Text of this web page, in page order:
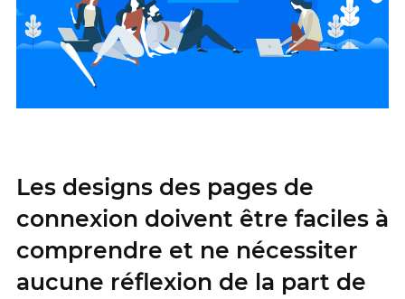
Les designs des pages de
connexion doivent être faciles à
comprendre et ne nécessiter
aucune réflexion de la part de